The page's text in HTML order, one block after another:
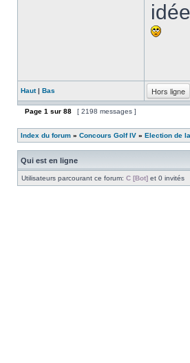
Haut| Bas Hors ligne
Page 1 sur 88 [ 2198 messages ]
Index du forum » Concours Golf IV » Election de
Qui est en ligne
Utilisateurs parcourant ce forum: C [Bot] et 0 invités